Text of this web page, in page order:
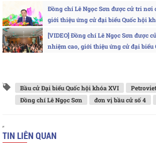
Đồng chí Lê Ngọc Sơn được cử tri
giới thiệu ứng cử đại biểu Quốc hội
[VIDEO] Đồng chí Lê Ngọc Sơn được
nhiệm cao, giới thiệu ứng cử đại biểu
Bầu cử Đại biểu Quốc hội khóa XVI
Đồng chí Lê Ngọc Sơn
đơn vị bầu cử số 4
TIN LIÊN QUAN